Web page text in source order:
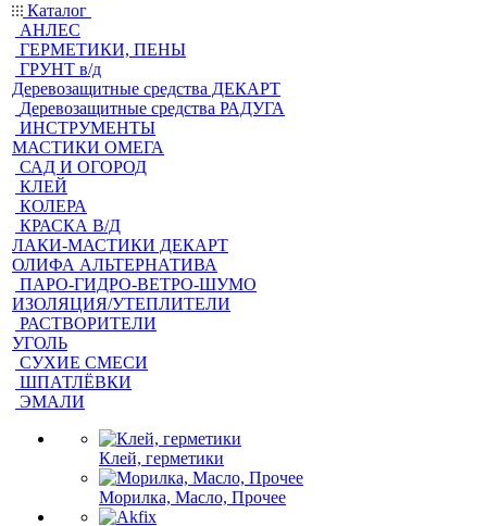
Каталог
АНЛЕС
ГЕРМЕТИКИ, ПЕНЫ
ГРУНТ в/д
Деревозащитные средства ДЕКАРТ
Деревозащитные средства РАДУГА
ИНСТРУМЕНТЫ
МАСТИКИ ОМЕГА
САД И ОГОРОД
КЛЕЙ
КОЛЕРА
КРАСКА В/Д
ЛАКИ-МАСТИКИ ДЕКАРТ
ОЛИФА АЛЬТЕРНАТИВА
ПАРО-ГИДРО-ВЕТРО-ШУМО
ИЗОЛЯЦИЯ/УТЕПЛИТЕЛИ
РАСТВОРИТЕЛИ
УГОЛЬ
СУХИЕ СМЕСИ
ШПАТЛЁВКИ
ЭМАЛИ
Клей, герметики
Морилка, Масло, Прочее